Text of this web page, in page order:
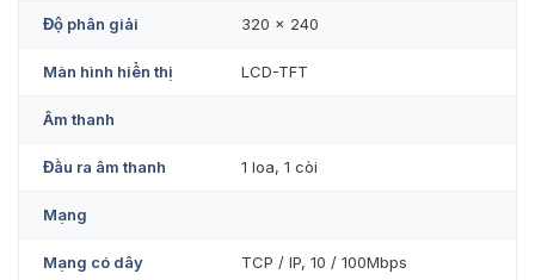
vân tay DS-K1T804AMF
Thiết bị chấm công vân tay Hikvision DS-K1T804AMF
Trường học, bệnh viện
Tòa nhà thương mại
Độ phân giải 320 × 240
Màn hình hiển thị LCD-TFT
Âm thanh
Đầu ra âm thanh 1 loa, 1 còi
Mạng
Mạng có dây TCP / IP, 10 / 100Mbps